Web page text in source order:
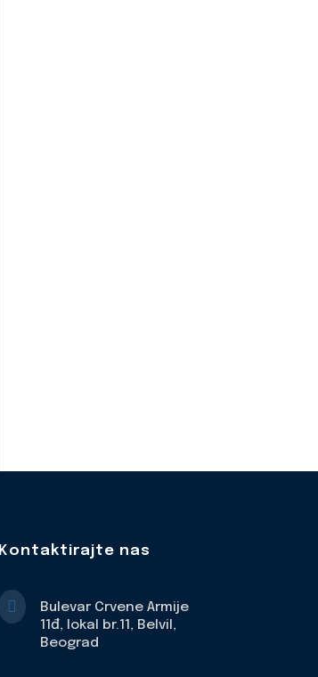
Kontaktirajte nas

Bulevar Crvene Armije
11đ, lokal br.11, Belvil,
Beograd